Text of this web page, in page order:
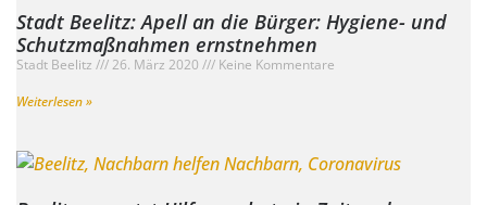
Stadt Beelitz: Apell an die Bürger: Hygiene- und
Schutzmaßnahmen ernstnehmen
Stadt Beelitz 26. März 2020
Keine Kommentare
Weiterlesen »